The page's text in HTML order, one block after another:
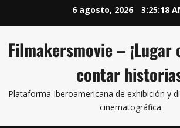
6 agosto, 2026 3:25:18
Filmakersmovie – ¡Lugar
contar
Plataforma Iberoamericana de exhibición y
cinematográfica.